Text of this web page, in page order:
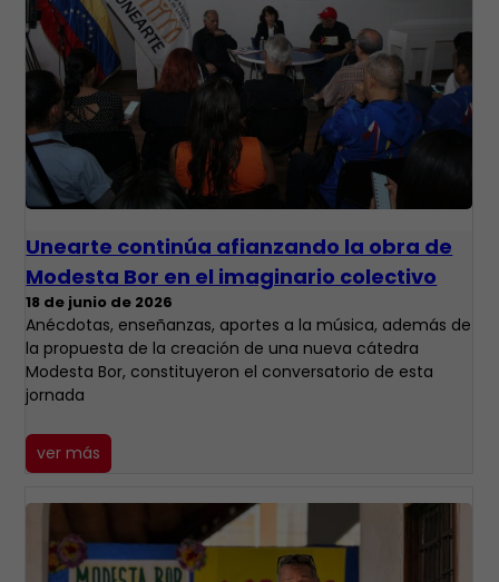
Unearte continúa afianzando la obra de
Modesta Bor en el imaginario colectivo
18 de junio de 2026
Anécdotas, enseñanzas, aportes a la música, además de
la propuesta de la creación de una nueva cátedra
Modesta Bor, constituyeron el conversatorio de esta
jornada
ver más